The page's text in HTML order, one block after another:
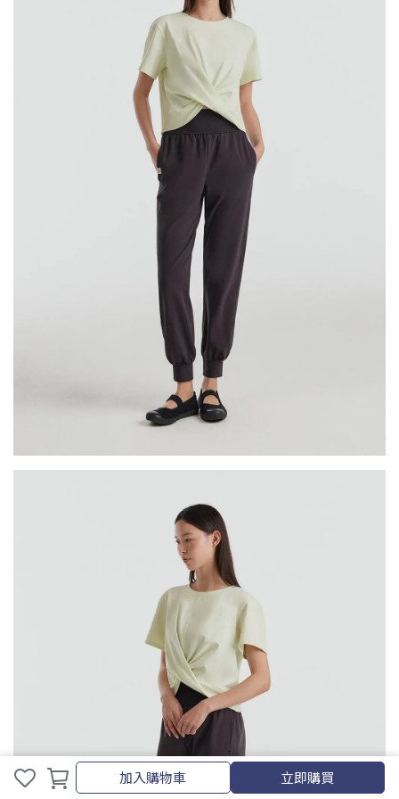
取消 完成
加入購物車 立即購買